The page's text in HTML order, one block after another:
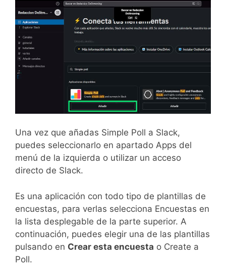
Una vez que añadas Simple Poll a Slack,
puedes seleccionarlo en apartado Apps del
menú de la izquierda o utilizar un acceso
directo de Slack.
Es una aplicación con todo tipo de plantillas de
encuestas, para verlas selecciona Encuestas en
la lista desplegable de la parte superior. A
continuación, puedes elegir una de las plantillas
pulsando en Crear esta encuesta o Create a
Poll.